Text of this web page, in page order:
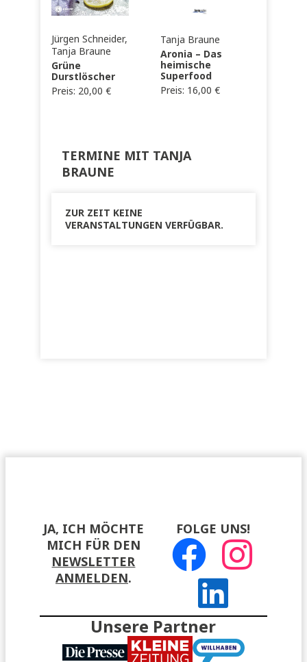
Jürgen Schneider,
Tanja Braune
Grüne
Durstlöscher
Preis: 20,00€
Tanja Braune
Aronia – Das
heimische
Superfood
Preis: 16,00 €
TERMINE MIT TANJA
BRAUNE
ZUR ZEIT KEINE
VERANSTALTUNGEN VERFÜGBAR.
JA, ICH MÖCHTE
MICH FÜR DEN
NEWSLETTER
ANMELDEN.
FOLGE UNS!
Unsere Partner